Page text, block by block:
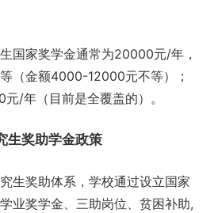
国家奖学金通常为20000元/年，
（金额4000-12000元不等）；
/年（目前是全覆盖的）。
生奖助学金政策
生奖助体系，学校通过设立国家
业奖学金、三助岗位、贫困补助,